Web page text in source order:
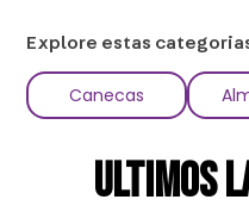
Explore estas
Canecas
ULTIMOS